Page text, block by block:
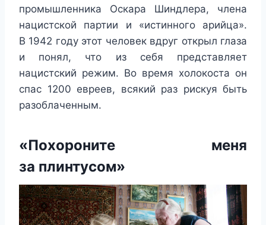
промышленника Оскара Шиндлера, члена
нацистской партии и «истинного арийца».
В 1942 году этот человек вдруг открыл глаза
и понял, что из себя представляет
нацистский режим. Во время холокоста он
спас 1200 евреев, всякий раз рискуя быть
разоблаченным.
«Похороните меня
за плинтусом»